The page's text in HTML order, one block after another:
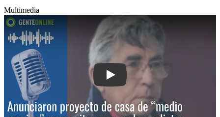
Multimedia
Play: Anunciaron proyecto de casa de